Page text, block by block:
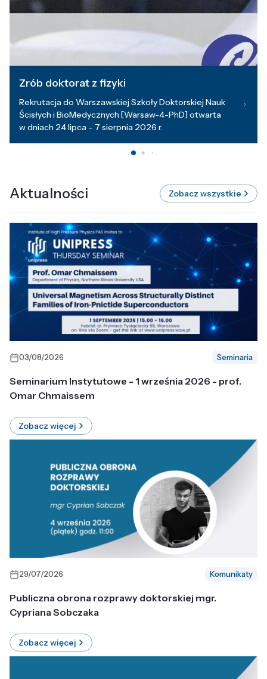
Zrób doktorat z fizyki
Rekrutacja do Warszawskiej Szkoły Doktorskiej Nauk
Ścisłych i BioMedycznych [Warsaw-4-PhD] otwarta
w dniach 24 lipca – 7 sierpnia 2026 r.
Aktualności Zobacz wszystkie
03/08/2026 Seminaria
Seminarium Instytutowe - 1 września 2026 - prof.
Omar Chmaissem
Zobacz więcej
29/07/2026 Komunikaty
Publiczna obrona rozprawy doktorskiej mgr.
Cypriana Sobczaka
Zobacz więcej